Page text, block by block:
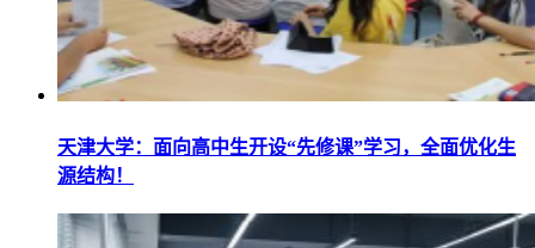
天津大学：面向高中生开设“先修课”学习，全面优化生
源结构！